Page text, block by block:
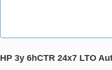
HP 3y 6hCTR 24x7 LTO